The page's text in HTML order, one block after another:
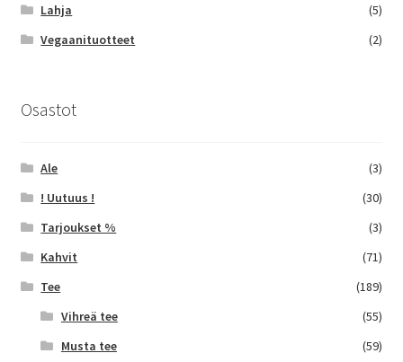
Lahja
(5)
Vegaanituotteet
(2)
Osastot
Ale
(3)
! Uutuus !
(30)
Tarjoukset %
(3)
Kahvit
(71)
Tee
(189)
Vihreä tee
(55)
Musta tee
(59)